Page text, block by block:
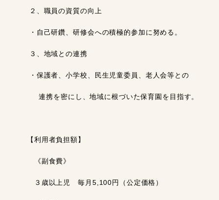
２、職員の資質の向上
・自己研鑽、研修会への積極的参加に努める。
３、地域との連携
・保護者、小学校、民生児童委員、老人会等との
連携を密にし、地域に根づいた保育園を目指す。
【利用者負担額】
《副食費》
３歳以上児 毎月5,100円（公定価格）